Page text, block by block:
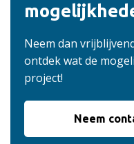
Neem dan
ontdek wat de
project!
Neem